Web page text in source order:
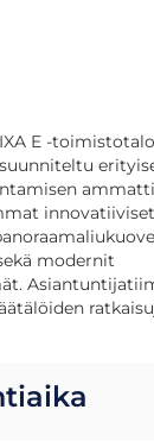
E -
modernit